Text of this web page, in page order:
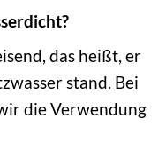
das heißt, er
stand. Bei
die Verwendung